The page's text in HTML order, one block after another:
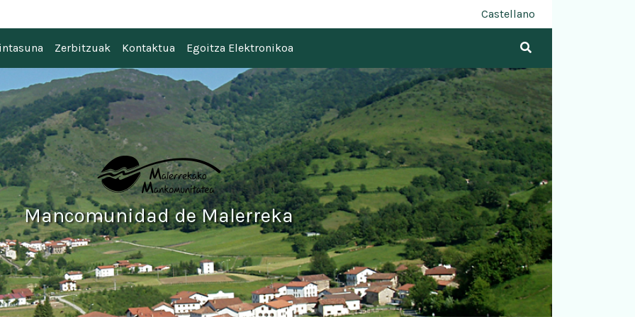
Malerreka Castellano
Zerbitzuak Kontaktua Egoitza Elektronikoa
Mancomunidad de Malerreka